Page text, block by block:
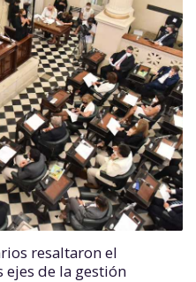
resaltaron el
de la gestión